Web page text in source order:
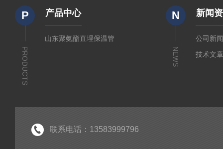
P
PRODUCTS
产品中心
山东聚氨酯直埋保温管
N
NEWS
新闻
公司新
技术文
联系电话：13583999796